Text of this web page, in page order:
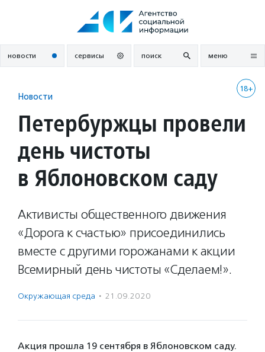
новости сервисы поиск меню
18+
Новости
Петербуржцы провели
день чистоты
в Яблоновском саду
Активисты общественного движения
«Дорога к счастью» присоединились
вместе с другими горожанами к акции
Всемирный день чистоты «Сделаем!».
Окружающая среда · 21.09.2020
Акция прошла 19 сентября в Яблоновском саду.